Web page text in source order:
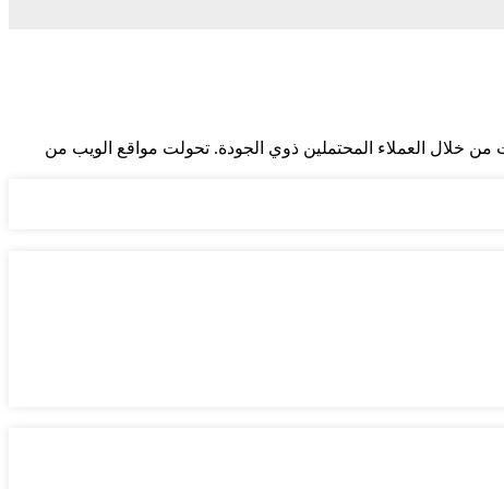
خلال العملاء المحتملين ذوي الجودة. تحولت مواقع الويب من